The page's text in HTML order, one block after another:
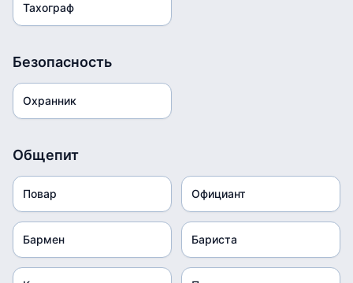
Тахограф
Безопасность
Охранник
Общепит
Повар Официант
Бармен Бариста